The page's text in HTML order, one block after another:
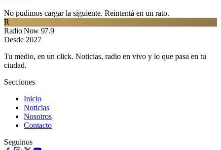
No pudimos cargar la siguiente. Reintentá en un rato.
R
Radio Now 97.9
Desde 2027
Tu medio, en un click. Noticias, radio en vivo y lo que pasa en tu
ciudad.
Secciones
Inicio
Noticias
Nosotros
Contacto
Seguinos